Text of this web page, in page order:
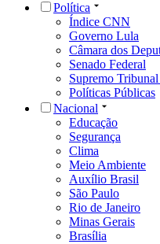
Política
Índice CNN
Governo Lula
Câmara dos
Senado Federal
Supremo
Políticas Públicas
Nacional
Educação
Segurança
Clima
Meio Ambiente
Auxílio Brasil
São Paulo
Rio de Janeiro
Minas Gerais
Brasília